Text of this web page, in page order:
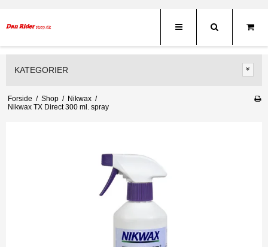
KATEGORIER
Forside / Shop / Nikwax /
Nikwax TX Direct 300 ml. spray